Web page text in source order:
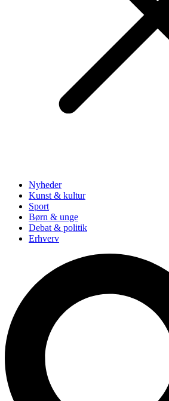
Nyheder
Kunst & kultur
Sport
Børn & unge
Debat & politik
Erhverv